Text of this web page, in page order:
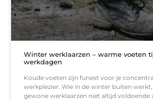
Winter werklaarzen – warme voeten
werkdagen
Koude voeten zijn funest voor je
werkplezier. Wie in de winter buiten
gewone werklaarzen niet altijd voldoende